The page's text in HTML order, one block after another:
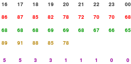
16 17 18 19 20 21 22 23 00
86 87 85 82 78 72 70 70 68
68 68 68 69 69 68 67 66 65
89 91 88 85
78
5 5 3 3 1 1 1 0 0